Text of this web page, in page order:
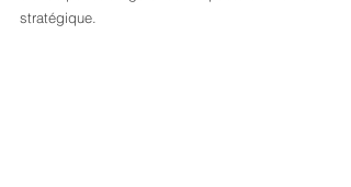
stratégique.